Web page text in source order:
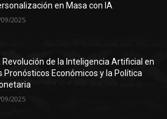
en Masa con IA
2025
Revolución de la Inteligencia Artificial en
Pronósticos Económicos y la Política
2025